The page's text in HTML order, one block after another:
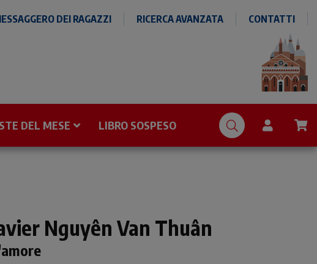
DEI RAGAZZI RICERCA AVANZATA CONTATTI
DEL MESE LIBRO SOSPESO
Nguyên Van Thuân